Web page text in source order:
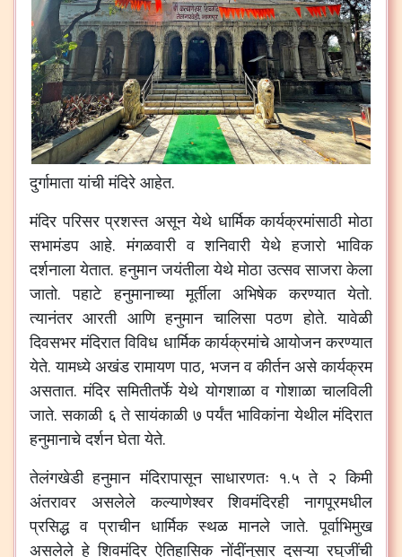
दुर्गामाता यांची मंदिरे आहेत.
मंदिर परिसर प्रशस्त असून येथे धार्मिक कार्यक्रमांसाठी मोठा
सभामंडप आहे.मंगळवारी व शनिवारी येथे हजारो भाविक
दर्शनाला येतात.हनुमान जयंतीला येथे मोठा उत्सव साजरा केला
जातो.पहाटे हनुमानाच्या मूर्तीला अभिषेक करण्यात येतो.
त्यानंतर आरती आणि हनुमान चालिसा पठण होते.यावेळी
दिवसभर मंदिरात विविध धार्मिक कार्यक्रमांचे आयोजन करण्यात
येते.यामध्ये अखंड रामायण पाठ, भजन व कीर्तन असे कार्यक्रम
असतात.मंदिर समितीतर्फे येथे योगशाळा व गोशाळा चालविली
जाते.सकाळी ६ ते सायंकाळी ७ पर्यंत भाविकांना येथील मंदिरात
हनुमानाचे दर्शन घेता येते.
तेलंगखेडी हनुमान मंदिरापासून साधारणतः १.५ ते २ किमी
अंतरावर
असलेले कल्याणेश्वर शिवमंदिरही
नागपूरमधील
प्रसिद्ध व प्राचीन धार्मिक स्थळ मानले जाते.पूर्वाभिमुख
असलेले हे शिवमंदिर ऐतिहासिक नोंदींनुसार दुसऱ्या रघुजींची